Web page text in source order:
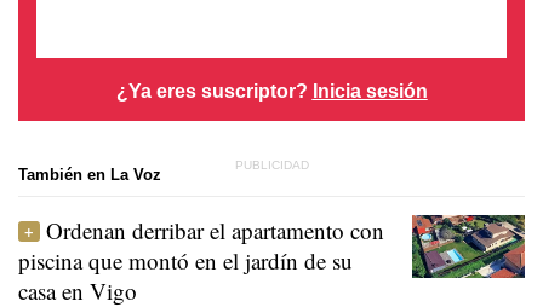
¿Ya eres suscriptor? Inicia sesión
También en La Voz
Ordenan derribar el apartamento con
piscina que montó en el jardín de su
casa en Vigo